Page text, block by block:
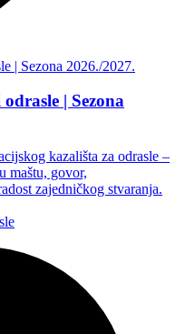
| Sezona
kazališta za odrasle –
maštu, govor,
zajedničkog stvaranja.